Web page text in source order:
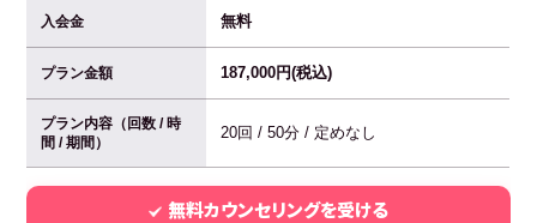
入会金 無料
プラン金額 187,000円(税込)
プラン内容（回数 / 時
間 / 期間）
20回 / 50分 / 定めなし
無料カウンセリングを受ける